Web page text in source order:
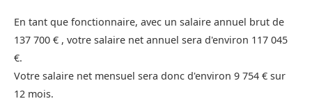
En tant que fonctionnaire, avec un salaire annuel brut de
137 700 € , votre salaire net annuel sera d'environ 117 045
€.
Votre salaire net mensuel sera donc d'environ 9 754 € sur
12 mois.